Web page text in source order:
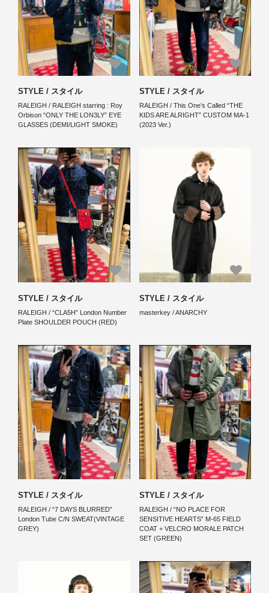
STYLE / スタイル
RALEIGH / RALEIGH starring : Roy
Orbison “ONLY THE LON3LY” EYE
GLASSES (DEMI/LIGHT SMOKE)
STYLE / スタイル
RALEIGH / This One’s Called “THE
KIDS ARE ALRIGHT” CUSTOM MA-1
(2023 Ver.)
STYLE / スタイル
RALEIGH / “CLA5H” London Number
Plate SHOULDER POUCH (RED)
STYLE / スタイル
masterkey / ANARCHY
STYLE / スタイル
RALEIGH / “7 DAYS BLURRED”
London Tube C/N SWEAT(VINTAGE
GREY)
STYLE / スタイル
RALEIGH / “NO PLACE FOR
SENSITIVE HEARTS” M-65 FIELD
COAT + VELCRO MORALE PATCH
SET (GREEN)